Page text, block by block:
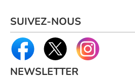
SUIVEZ-NOUS
NEWSLETTER